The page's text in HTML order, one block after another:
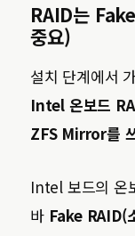
RAID는
중요)
설치 단계에서
Intel 온보드
ZFS Mirror를
Intel 보드의 온
바 Fake RAID(